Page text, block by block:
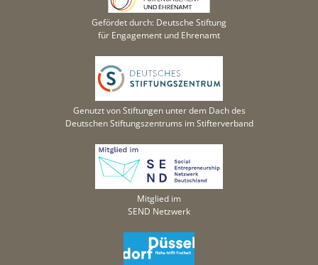
Gefördet durch: Deutsche Stiftung
für Engagement und Ehrenamt
Genutzt von Stiftungen unter dem Dach des
Deutschen Stiftungszentrums im Stifterverband
Mitglied im
SEND Netzwerk